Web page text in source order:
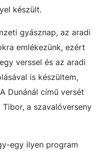
készült.
gyásznap, az aradi
emlékezünk, ezért
verssel és az aradi
is készültem,
Dunánál című versét
Tibor, a szavalóverseny
egy ilyen program